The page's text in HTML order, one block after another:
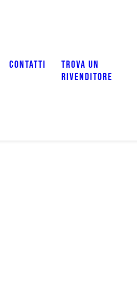
CONTATTI
TROVA UN
RIVENDITORE